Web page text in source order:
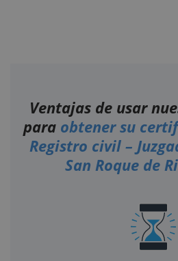
Ventajas de usar
para obtener su
Registro civil –
San Roque de